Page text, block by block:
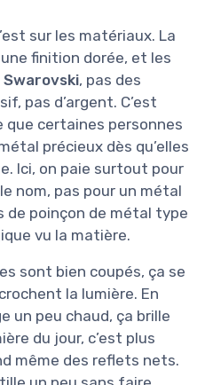
sur les matériaux. La
finition dorée, et les
, pas des
pas d’argent. C’est
que certaines personnes
précieux dès qu’elles
Ici, on paie surtout pour
nom, pas pour un métal
de poinçon de métal type
vu la matière.
sont bien coupés, ça se
la lumière. En
un peu chaud, ça brille
du jour, c’est plus
même des reflets nets.